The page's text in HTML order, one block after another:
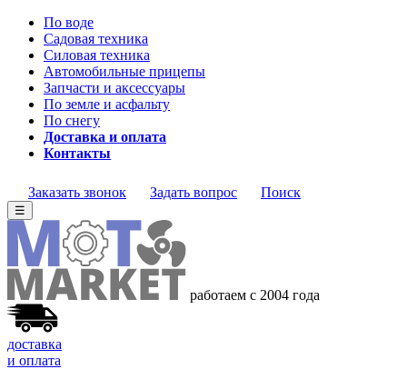
По воде
Садовая техника
Силовая техника
Автомобильные прицепы
Запчасти и аксессуары
По земле и асфальту
По снегу
Доставка и оплата
Контакты
Заказать звонок Задать вопрос Поиск
☰
работаем с 2004 года
доставка
и оплата